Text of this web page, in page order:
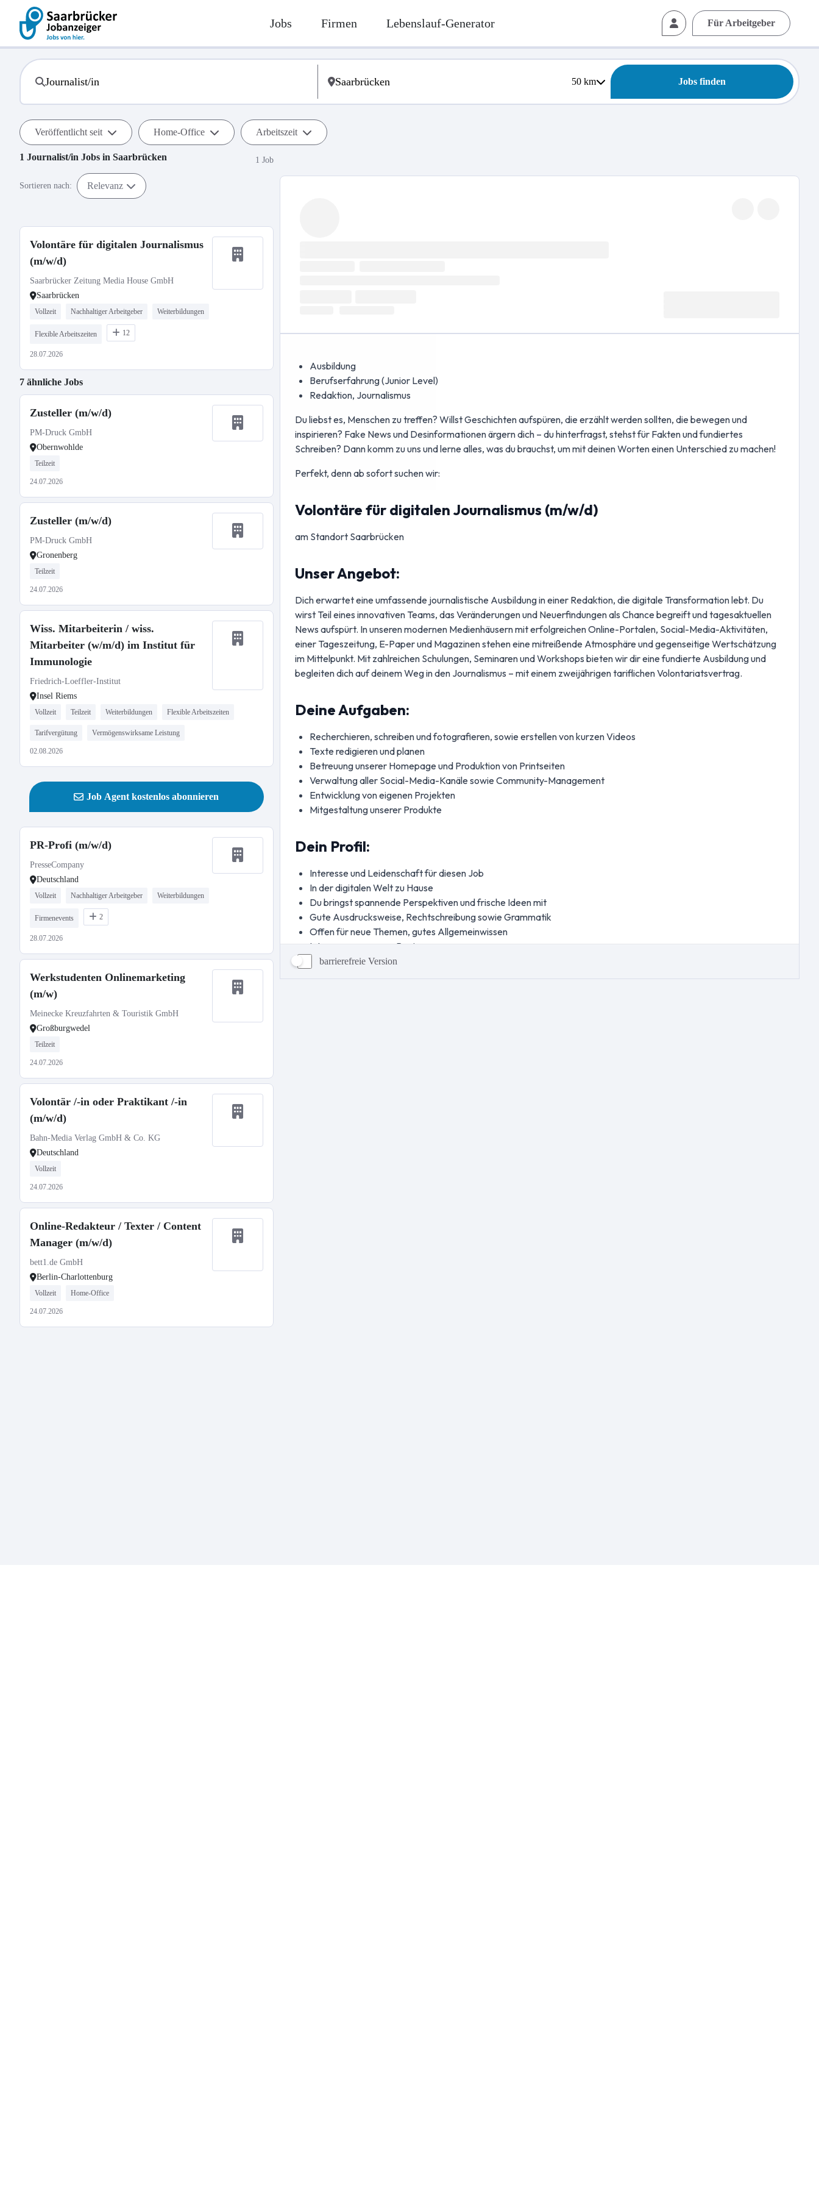
Jobs Firmen Lebenslauf-Generator Für Arbeitgeber
50km Jobs finden
Veröffentlicht seit Home-Office Arbeitszeit
1 Journalist/in Jobs in Saarbrücken 1 Job
Sortieren nach: Relevanz
Volontäre für digitalen Journalismus
(m/w/d)
Saarbrücker Zeitung Media House GmbH
Saarbrücken
Vollzeit Nachhaltiger Arbeitgeber Weiterbildungen
Flexible Arbeitszeiten 12
28.07.2026
7 ähnliche Jobs
Zusteller (m/w/d)
PM-Druck GmbH
Obernwohlde
Teilzeit
24.07.2026
Zusteller (m/w/d)
PM-Druck GmbH
Gronenberg
Teilzeit
24.07.2026
Wiss. Mitarbeiterin / wiss.
Mitarbeiter (w/m/d) im Institut für
Immunologie
Friedrich-Loeffler-Institut
Insel Riems
Vollzeit Teilzeit Weiterbildungen Flexible Arbeitszeiten
Tarifvergütung Vermögenswirksame Leistung
02.08.2026
Job Agent kostenlos abonnieren
PR-Profi (m/w/d)
PresseCompany
Deutschland
Vollzeit Nachhaltiger Arbeitgeber Weiterbildungen
Firmenevents 2
28.07.2026
Werkstudenten Onlinemarketing
(m/w)
Meinecke Kreuzfahrten & Touristik GmbH
Großburgwedel
Teilzeit
24.07.2026
Volontär /-in oder Praktikant /-in
(m/w/d)
Bahn-Media Verlag GmbH & Co. KG
Deutschland
Vollzeit
24.07.2026
Online-Redakteur / Texter / Content
Manager (m/w/d)
bett1.de GmbH
Berlin-Charlottenburg
Vollzeit Home-Office
24.07.2026
barrierefreie Version